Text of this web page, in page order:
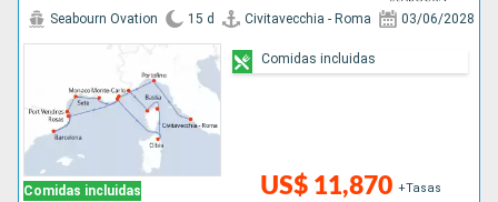
Comidas incluidas
Seabourn Ovation 15 d Civitavecchia - Roma 03/06/2028
US$ 11,870 +Tasas
Comidas incluidas